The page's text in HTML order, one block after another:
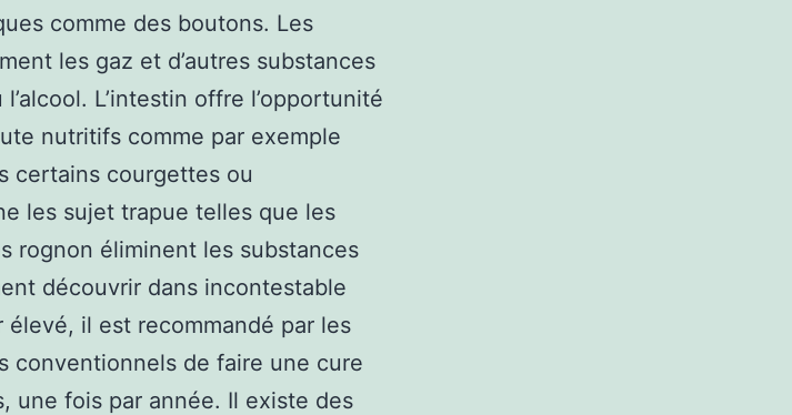
comme des boutons. Les
les gaz et d’autres substances
L’intestin offre l’opportunité
nutritifs comme par exemple
certains courgettes ou
les sujet trapue telles que les
rognon éliminent les substances
découvrir dans incontestable
il est recommandé par les
conventionnels de faire une cure
une fois par année. Il existe des